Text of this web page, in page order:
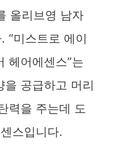
올리브영 남자
“미스트로 에이
헤어에센스”는
공급하고 머리
력을 주는데 도
스입니다.